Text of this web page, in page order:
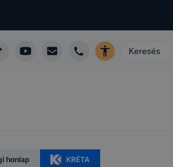
honlap KRÉTA